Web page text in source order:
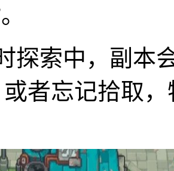
探索中，副本
者忘记拾取